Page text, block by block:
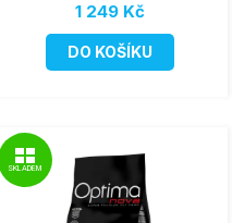
1 249 Kč
DO KOŠÍKU
SKLADEM